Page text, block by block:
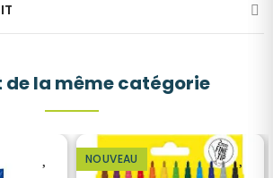
de la même catégorie
NOUVEAU